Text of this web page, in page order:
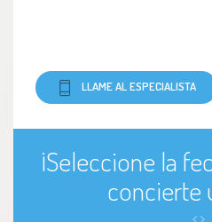
LLAME AL ESPECIALISTA
¡Seleccione la
concierte